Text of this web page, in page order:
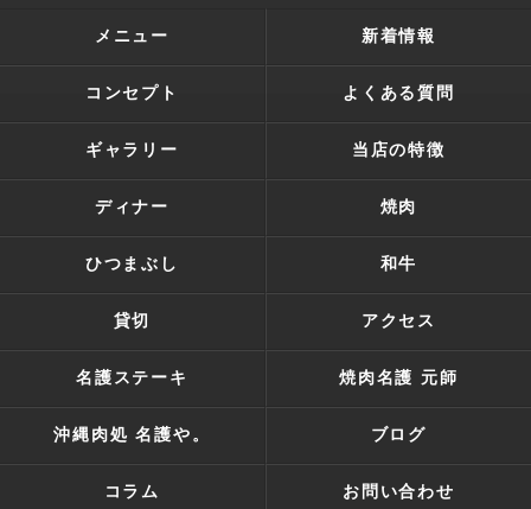
メニュー 新着情報
コンセプト よくある質問
ギャラリー 当店の特徴
ディナー 焼肉
ひつまぶし 和牛
貸切 アクセス
名護ステーキ 焼肉名護 元師
沖縄肉処 名護や。 ブログ
コラム お問い合わせ